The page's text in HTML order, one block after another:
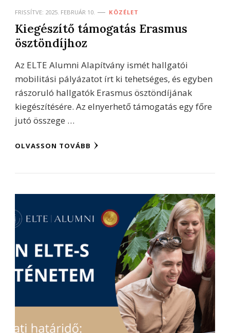
FRISSÍTVE: 2025. FEBRUÁR 10. KÖZÉLET
Kiegészítő támogatás Erasmus
ösztöndíjhoz
Az ELTE Alumni Alapítvány ismét hallgatói
mobilitási pályázatot írt ki tehetséges, és egyben
rászoruló hallgatók Erasmus ösztöndíjának
kiegészítésére. Az elnyerhető támogatás egy főre
jutó összege …
OLVASSON TOVÁBB